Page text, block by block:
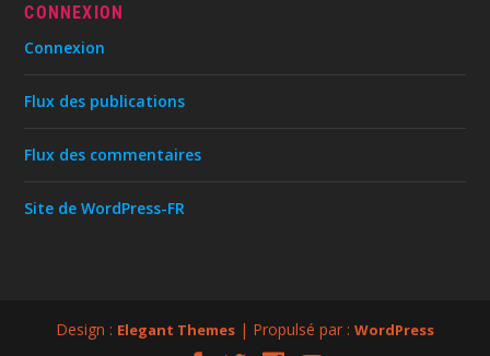
CONNEXION
Connexion
Flux des publications
Flux des commentaires
Site de WordPress-FR
Design : Elegant Themes | Propulsé par : WordPress